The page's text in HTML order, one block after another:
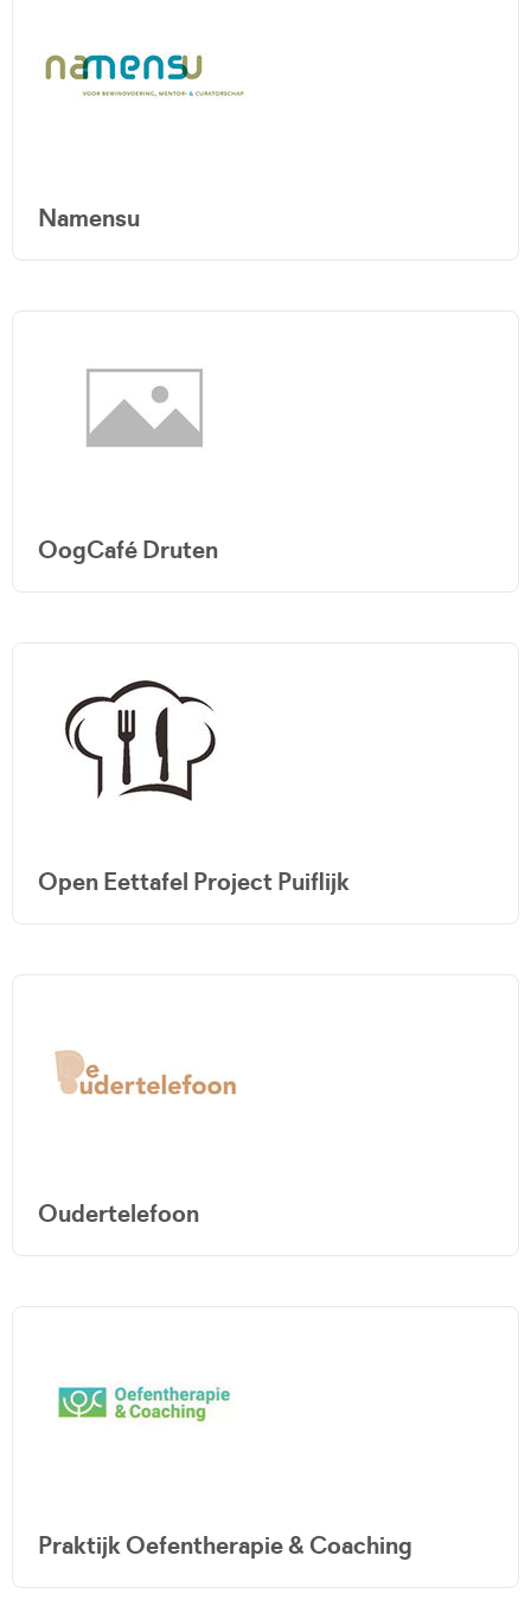
Namensu
OogCafé Druten
Open Eettafel Project Puiflijk
Oudertelefoon
Praktijk Oefentherapie & Coaching